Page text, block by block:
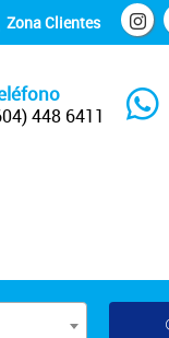
Zona Clientes
448 6411